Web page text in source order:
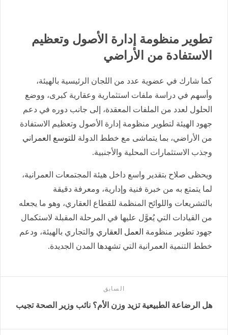
تطوير منظومة إدارة الأصول وتعظيم
الاستفادة من الأراضي
كما شارك في عضوية عدد من اللجان الرئيسية بالهيئة،
وأسهم في دراسة ملفات استثمارية وعقارية كبرى، ووضع
الحلول لعدد من الملفات المعقدة، إلى جانب دوره في دعم
جهود الهيئة لتطوير منظومة إدارة الأصول وتعظيم الاستفادة
من الأراضي، بما يتماشى مع خطط الدولة للتوسع العمراني
وجذب الاستثمارات المحلية والأجنبية.
ويحظى صلاح بتقدير واسع داخل هيئة المجتمعات العمرانية،
لما يتمتع به من خبرة فنية وإدارية، ومعرفة دقيقة
بالتشريعات واللوائح المنظمة للقطاع العقاري، وهو ما يجعله
من القيادات التي يُعوَّل عليها في المرحلة المقبلة لاستكمال
جهود تطوير منظومة العمل العقاري والتجاري بالهيئة، ودعم
خطط التنمية العمرانية التي تشهدها المدن الجديدة.
السابق
هل الرضاعة الطبيعية تزيد وزن الأم؟ نائب وزير الصحة تجيب